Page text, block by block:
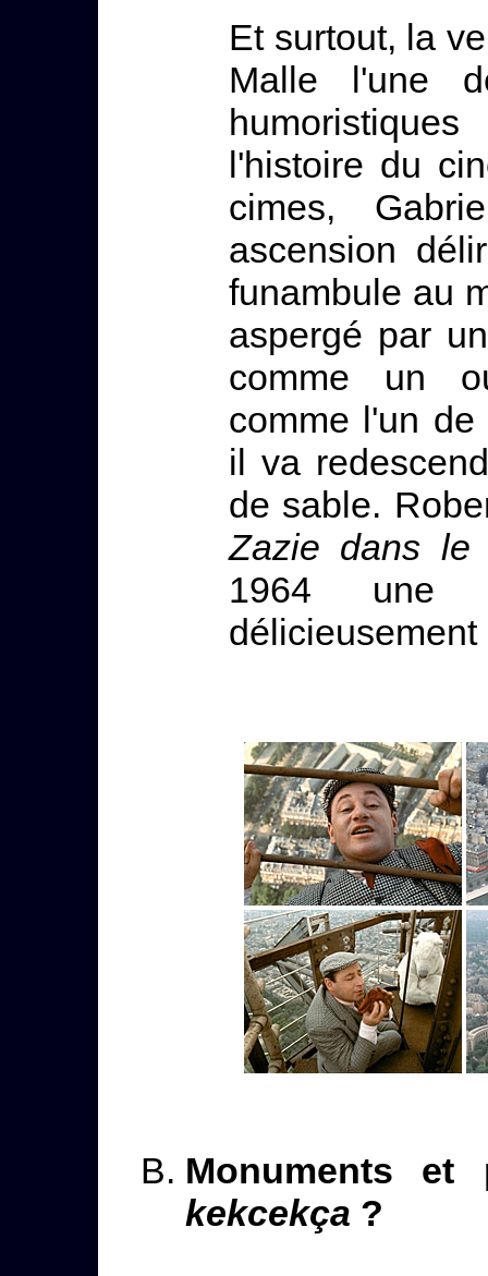
Et surtout, la
Malle l'une
l'histoire du
cimes,
ascension
funambule au
aspergé par
comme un
comme l'un
il va
de sable.
Zazie dans le
1964
Monuments et
kekcekça ?